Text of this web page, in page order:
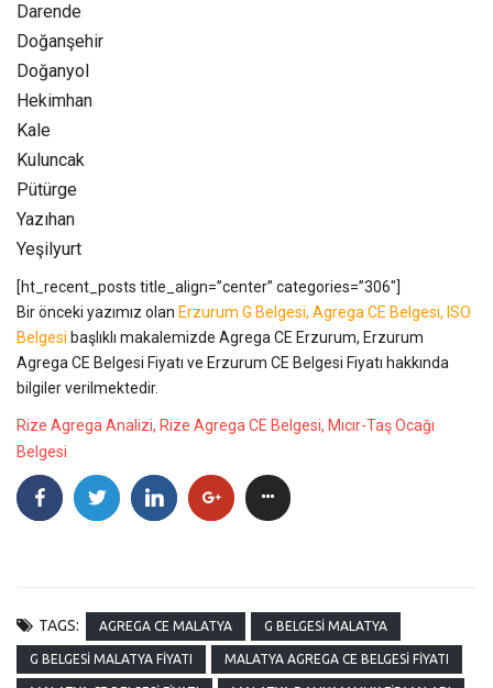
Darende
Doğanşehir
Doğanyol
Hekimhan
Kale
Kuluncak
Pütürge
Yazıhan
Yeşilyurt
[ht_recent_posts title_align=”center” categories=”306″]
Bir önceki yazımız olan Erzurum G Belgesi, Agrega CE Belgesi, ISO
Belgesi başlıklı makalemizde Agrega CE Erzurum, Erzurum
Agrega CE Belgesi Fiyatı ve Erzurum CE Belgesi Fiyatı hakkında
bilgiler verilmektedir.
Rize Agrega Analizi, Rize Agrega CE Belgesi, Mıcır-Taş Ocağı
Belgesi
TAGS: AGREGA CE MALATYA G BELGESI MALATYA
G BELGESI MALATYA FIYATI MALATYA AGREGA CE BELGESI FIYATI